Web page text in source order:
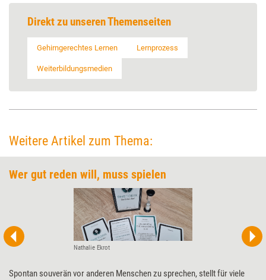
Direkt zu unseren Themenseiten
Gehirngerechtes Lernen Lernprozess
Weiterbildungsmedien
Weitere Artikel zum Thema:
Wer gut reden will, muss spielen
Nathalie Ekrot
Spontan souverän vor anderen Menschen zu sprechen, stellt für viele